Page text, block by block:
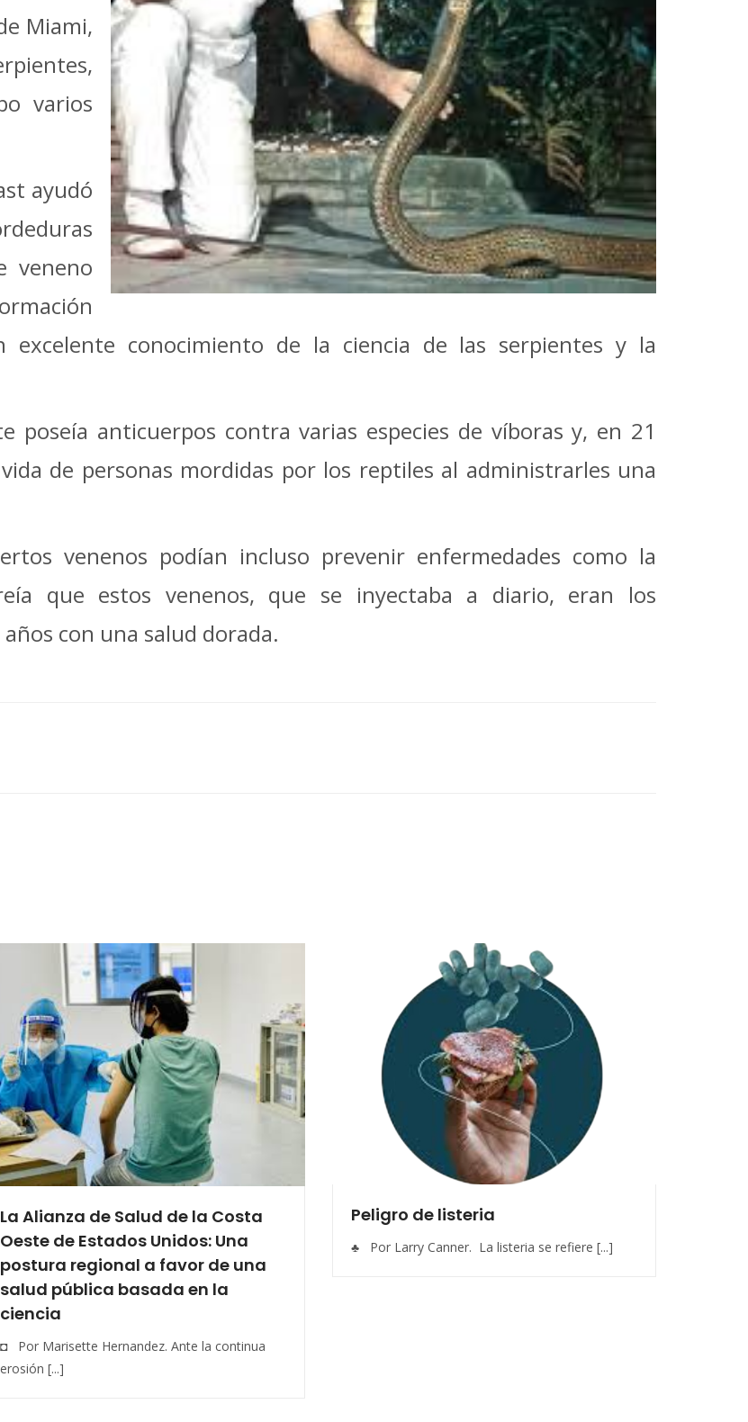
Miami,
varios
ayudó
veneno
conocimiento de la ciencia de las serpientes y la
poseía anticuerpos contra varias especies de víboras y, en 21
de personas mordidas por los reptiles al administrarles una
venenos podían incluso prevenir enfermedades como la
que estos venenos, que se inyectaba a diario, eran los
con una salud dorada.
La Alianza de Salud de la Costa
Oeste de Estados Unidos: Una
postura regional a favor de una
salud pública basada en la
ciencia
◘ Por Marisette Hernandez. Ante la continua
erosión [...]
Peligro de listeria
♣ Por Larry Canner. La listeria se refiere [...]